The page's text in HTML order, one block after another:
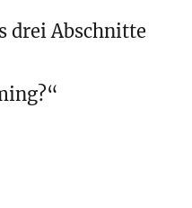
drei Abschnitte